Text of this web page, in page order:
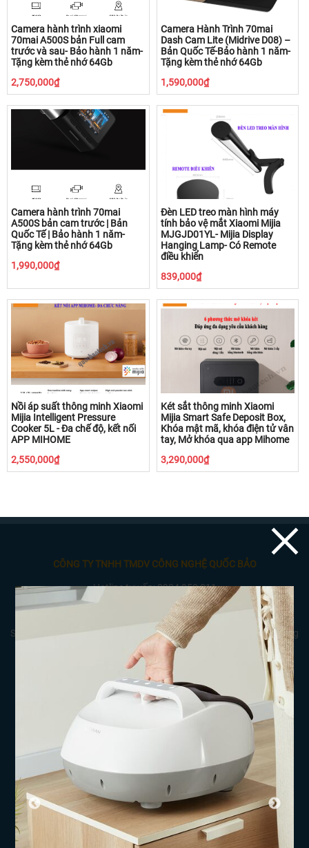
Camera hành trình xiaomi
70mai A500S bản Full cam
trước và sau- Bảo hành 1 năm-
Tặng kèm thẻ nhớ 64Gb
2,750,000₫
Camera Hành Trình 70mai
Dash Cam Lite (Midrive D08) –
Bản Quốc Tế-Bảo hành 1 năm-
Tặng kèm thẻ nhớ 64Gb
1,590,000₫
Camera hành trình 70mai
A500S bản cam trước | Bản
Quốc Tế | Bảo hành 1 năm-
Tặng kèm thẻ nhớ 64Gb
1,990,000₫
Đèn LED treo màn hình máy
tính bảo vệ mắt Xiaomi Mijia
MJGJD01YL- Mijia Display
Hanging Lamp- Có Remote
điều khiển
839,000₫
Nồi áp suất thông minh Xiaomi
Mijia Intelligent Pressure
Cooker 5L - Đa chế độ, kết nối
APP MIHOME
2,550,000₫
Két sắt thông minh Xiaomi
Mijia Smart Safe Deposit Box,
Khóa mật mã, khóa điện tử vân
tay, Mở khóa qua app Mihome
3,290,000₫
CÔNG TY TNHH TMDV CÔNG NGHỆ QUỐC BẢO
Hotline tư vấn: 0934 950 011
Lvthuyet06c4b@gmail.com- quocbao.med@gmail.com
Showroom: 11 Đa Mặn 6, P. Khuê Mỹ, Q. Ngũ Hành Sơn, TP Đà Nẵng
CÔNG TY TNHH THƯƠNG MẠI DỊCH VỤ CÔNG NGHỆ QUỐC BẢO
Mã số thuế:
Điện thoại: 0934.950.011- 0989.529.997
Email: quocbao.med@gmail.com
Chương trình khuyến mãi
Nhà cung cấp và phân phối
Dịch vụ của chúng tôi
Liên hệ